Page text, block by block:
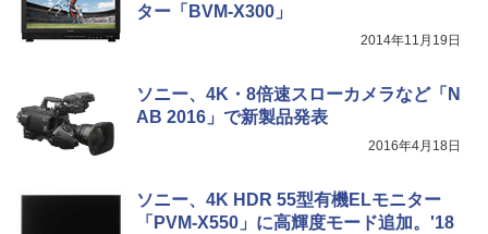
ター「BVM-X300」
2014年11月19日
ソニー、4K・8倍速スローカメラなど「N
AB 2016」で新製品発表
2016年4月18日
ソニー、4K HDR 55型有機ELモニター
「PVM-X550」に高輝度モード追加。'18